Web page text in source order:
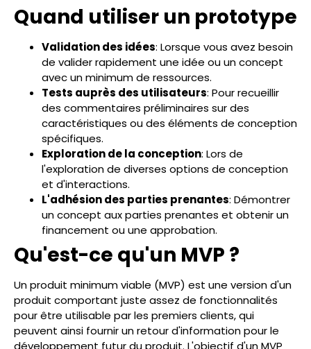
Quand utiliser un prototype
Validation des idées: Lorsque vous avez besoin
de valider rapidement une idée ou un concept
avec un minimum de ressources.
Tests auprès des utilisateurs: Pour recueillir
des commentaires préliminaires sur des
caractéristiques ou des éléments de conception
spécifiques.
Exploration de la conception: Lors de
l'exploration de diverses options de conception
et d'interactions.
L'adhésion des parties prenantes: Démontrer
un concept aux parties prenantes et obtenir un
financement ou une approbation.
Qu'est-ce qu'un MVP ?
Un produit minimum viable (MVP) est une version d'un
produit comportant juste assez de fonctionnalités
pour être utilisable par les premiers clients, qui
peuvent ainsi fournir un retour d'information pour le
développement futur du produit. L'objectif d'un MVP